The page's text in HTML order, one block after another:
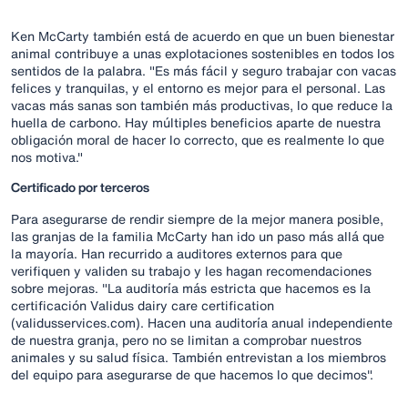
Ken McCarty también está de acuerdo en que un buen bienestar
animal contribuye a unas explotaciones sostenibles en todos los
sentidos de la palabra. "Es más fácil y seguro trabajar con vacas
felices y tranquilas, y el entorno es mejor para el personal. Las
vacas más sanas son también más productivas, lo que reduce la
huella de carbono. Hay múltiples beneficios aparte de nuestra
obligación moral de hacer lo correcto, que es realmente lo que
nos motiva."
Certificado por terceros
Para asegurarse de rendir siempre de la mejor manera posible,
las granjas de la familia McCarty han ido un paso más allá que
la mayoría. Han recurrido a auditores externos para que
verifiquen y validen su trabajo y les hagan recomendaciones
sobre mejoras. "La auditoría más estricta que hacemos es la
certificación Validus dairy care certification
(validusservices.com). Hacen una auditoría anual independiente
de nuestra granja, pero no se limitan a comprobar nuestros
animales y su salud física. También entrevistan a los miembros
del equipo para asegurarse de que hacemos lo que decimos".